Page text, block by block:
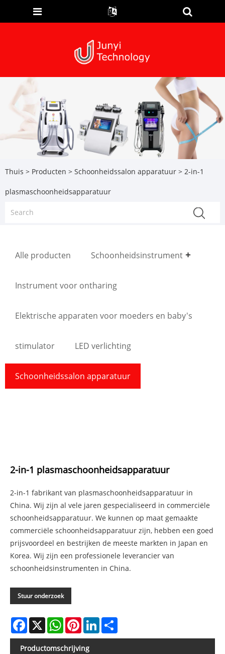
Thuis > Producten > Schoonheidssalon apparatuur > 2-in-1
plasmaschoonheidsapparatuur
Alle producten Schoonheidsinstrument
Instrument voor ontharing
Elektrische apparaten voor moeders en baby's
stimulator LED verlichting
Schoonheidssalon apparatuur
2-in-1 plasmaschoonheidsapparatuur
2-in-1 fabrikant van plasmaschoonheidsapparatuur in
China. Wij zijn al vele jaren gespecialiseerd in commerciële
schoonheidsapparatuur. We kunnen op maat gemaakte
commerciële schoonheidsapparatuur zijn, hebben een goed
prijsvoordeel en bestrijken de meeste markten in Japan en
Korea. Wij zijn een professionele leverancier van
schoonheidsinstrumenten in China.
Stuur onderzoek
Facebook
X WhatsAppPinterestLinkedIn
Productomschrijving